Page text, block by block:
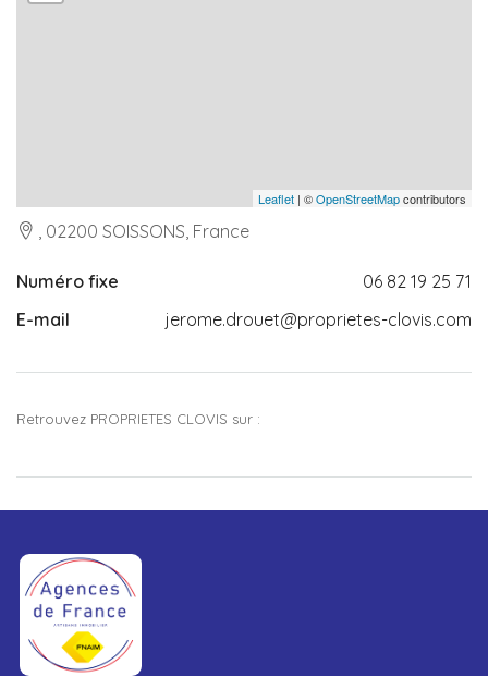
Leaflet | ©OpenStreetMapcontributors
, 02200 SOISSONS, France
Numéro fixe
06 82 19 25 71
E-mail
jerome.drouet@proprietes-clovis.com
Retrouvez PROPRIETES CLOVIS sur :